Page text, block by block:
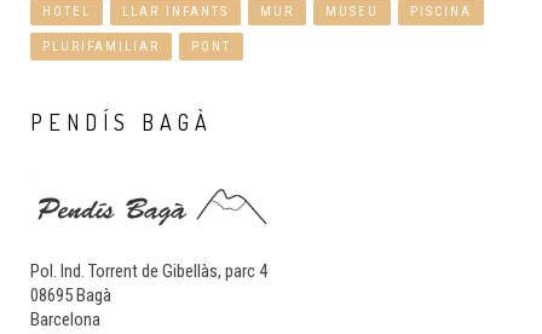
HOTEL LLAR INFANTS MUR MUSEU PISCINA
PLURIFAMILIAR PONT
PENDÍS BAGÀ
Pol. Ind. Torrent de Gibellàs, parc 4
08695 Bagà
Barcelona